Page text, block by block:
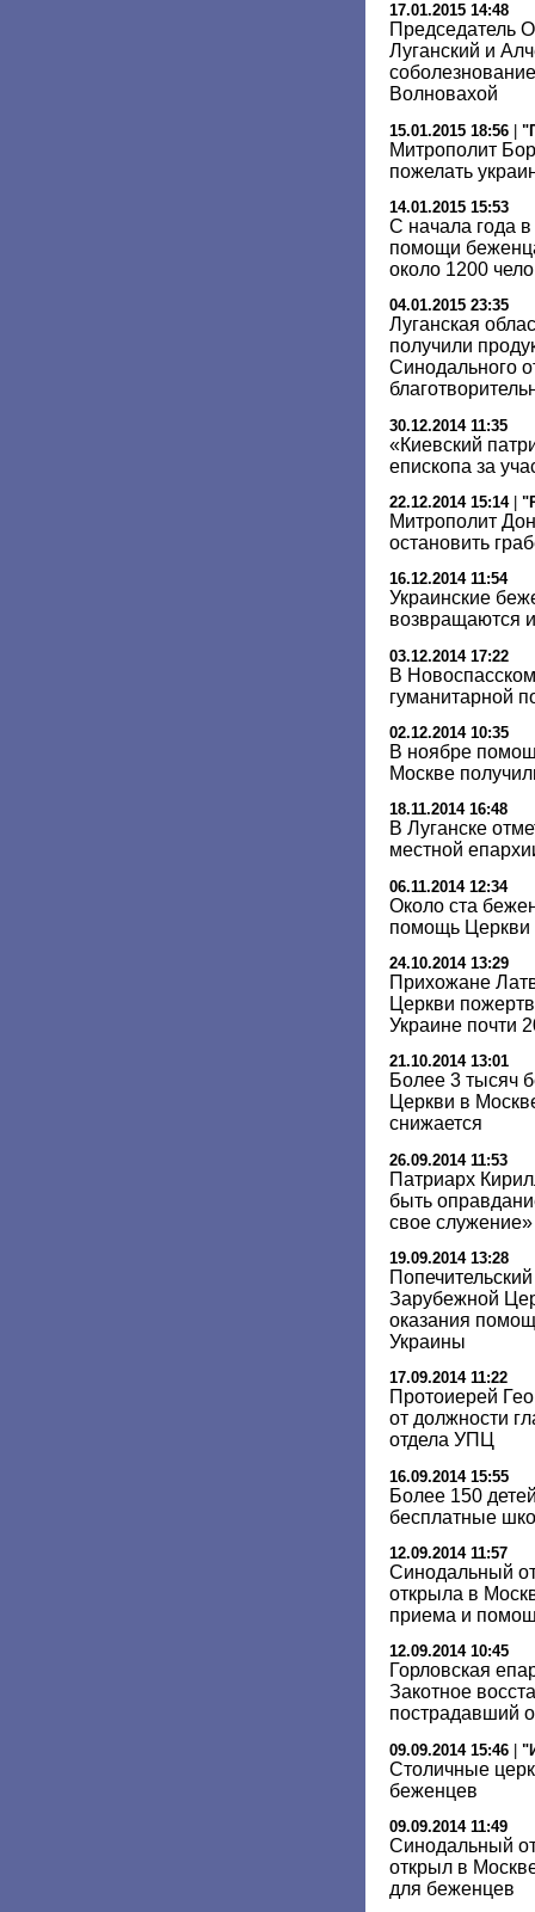
17.01.2015 14:48
Председатель
Луганский и
Волновахой
15.01.2015 18:56 |
Митрополит
пожелать
14.01.2015 15:53
С начала года
помощи
около 1200
04.01.2015 23:35
Луганская
получили
Синодального
30.12.2014 11:35
«Киевский
епископа за
22.12.2014 15:14|
Митрополит
остановить
16.12.2014 11:54
Украинские
возвращаются
03.12.2014 17:22
В
гуманитарной
02.12.2014 10:35
В ноябре
Москве
18.11.2014 16:48
В Луганске
местной
06.11.2014 12:34
Около ста
помощь Церкви
24.10.2014 13:29
Прихожане
Церкви
Украине почти
21.10.2014 13:01
Более 3 тысяч
Церкви в
снижается
26.09.2014 11:53
Патриарх
быть
свое служение»
19.09.2014 13:28
Зарубежной
оказания
Украины
17.09.2014 11:22
Протоиерей
от должности
отдела УПЦ
16.09.2014 15:55
Более 150
бесплатные
12.09.2014 11:57
Синодальный
открыла в
приема и
12.09.2014 10:45
Горловская
Закотное
пострадавший
09.09.2014 15:46 |
Столичные
беженцев
09.09.2014 11:49
Синодальный
открыл в
для беженцев